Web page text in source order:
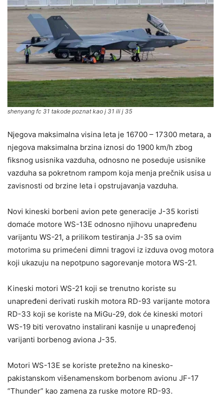
shenyang fc 31 takode poznat kao j 31 ili j 35
Njegova maksimalna visina leta je 16700 – 17300 metara, a
njegova maksimalna brzina iznosi do 1900 km/h zbog
fiksnog usisnika vazduha, odnosno ne poseduje usisnike
vazduha sa pokretnom rampom koja menja prečnik usisa u
zavisnosti od brzine leta i opstrujavanja vazduha.
Novi kineski borbeni avion pete generacije J-35 koristi
domaće motore WS-13E odnosno njihovu unapređenu
varijantu WS-21, a prilikom testiranja J-35 sa ovim
motorima su primećeni dimni tragovi iz izduva ovog motora
koji ukazuju na nepotpuno sagorevanje motora WS-21.
Kineski motori WS-21 koji se trenutno koriste su
unapređeni derivati ruskih motora RD-93 varijante motora
RD-33 koji se koriste na MiGu-29, dok će kineski motori
WS-19 biti verovatno instalirani kasnije u unapređenoj
varijanti borbenog aviona J-35.
Motori WS-13E se koriste pretežno na kinesko-
pakistanskom višenamenskom borbenom avionu JF-17
“Thunder” kao zamena za ruske motore RD-93.